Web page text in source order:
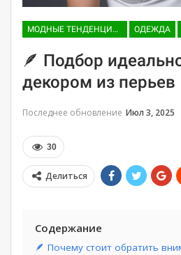
МОДНЫЕ ТЕНДЕНЦИИ И ТРЕНДЫ ОДЕЖДА
🪶 Подбор
декором из перьев
Последнее обновление Июл 3, 2025
30
Делиться
Содержание
🪶 Почему стоит обратить